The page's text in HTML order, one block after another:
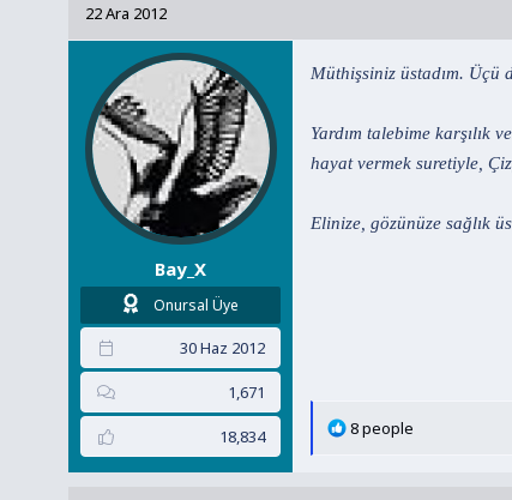
l
e
22 Ara 2012
Bay_X
Onursal Üye
30 Haz 2012
1,671
18,834
Müthişsiniz üstadım. Üçü
Yardım talebime karşılık
hayat vermek suretiyle,
Elinize, gözünüze sağlık
T
8 people